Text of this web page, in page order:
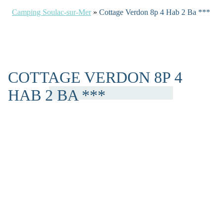
Camping Soulac-sur-Mer» Cottage Verdon 8p 4 Hab 2 Ba ***
COTTAGE VERDON 8P 4
HAB 2 BA ***